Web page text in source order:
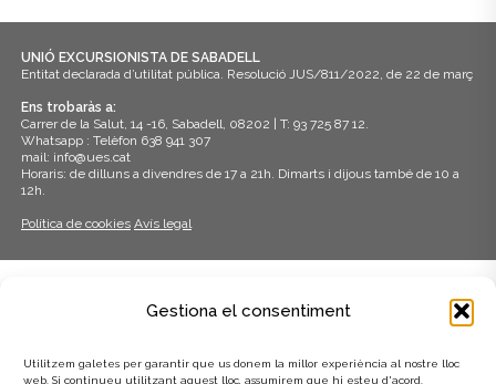
Gestiona el consentiment
Utilitzem galetes per garantir que us donem la millor experiència al nostre lloc
web. Si continueu utilitzant aquest lloc, assumirem que hi esteu d'acord.
UNIÓ EXCURSIONISTA DE SABADELL
Entitat declarada d’utilitat pública. Resolució JUS/811/2022, de 22 de març
Ens trobaràs a:
Carrer de la Salut, 14 -16, Sabadell, 08202 | T: 93 725 87 12.
Whatsapp : Telèfon 638 941 307
mail: info@ues.cat
Horaris: de dilluns a divendres de 17 a 21h. Dimarts i dijous també de 10 a
12h.
Política de cookies Avís legal